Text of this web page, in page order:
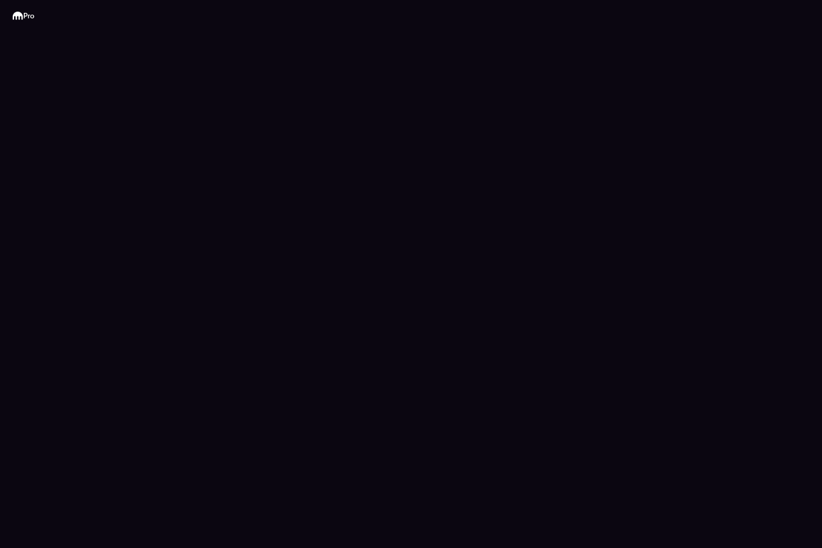
Kraken
Pro